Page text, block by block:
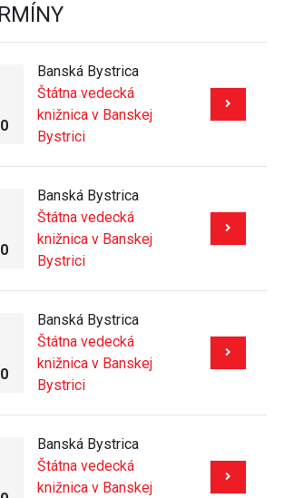
Banská Bystrica
Štátna vedecká
knižnica v Banskej
Bystrici
Banská Bystrica
Štátna vedecká
knižnica v Banskej
Bystrici
Banská Bystrica
Štátna vedecká
knižnica v Banskej
Bystrici
Banská Bystrica
Štátna vedecká
knižnica v Banskej